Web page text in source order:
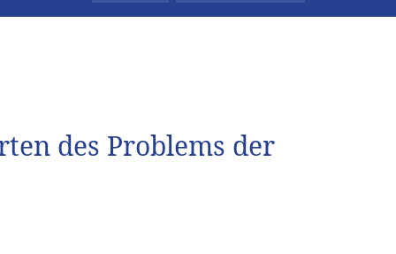
des Problems der